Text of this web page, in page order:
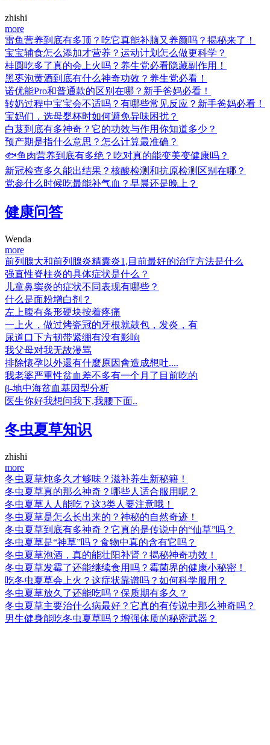
zhishi
more
雷鱼营养到底有多顶？吃它真能补脑又养颜吗？揭秘来了！
宝宝辅食怎么添加才营养？运动计划怎么做更科学？
桂圆吃多了真的会上火吗？养生党必看隐藏副作用！
黑枣泡黄酒到底有什么神奇功效？养生党必看！
诺优能Pro和普通款的区别在哪？新手爸妈必看！
转奶过程中宝宝会不适吗？有哪些常见反应？新手爸妈必看！
宝妈们，选母婴杯时如何避免异味困扰？
白芨到底有多神奇？它的功效与作用你知道多少？
预产期是指什么意思？怎么计算最准确？
🐟鱼肉营养到底有多绝？吃对真的能变美变健康吗？
新冠检查多久能出结果？核酸检测和抗原检测区别在哪？
党参什么时候吃最能补气血？早晨还是晚上？
健康问答
Wenda
more
前列腺大和前列腺炎精囊炎1,目前最好的治疗方法是什么
强直性脊柱炎的具体症状是什么？
儿童鼻窦炎的症状不同表现有哪些？
什么是面粉增白剂？
左上腹有条形硬块按着疼痛
一上火，做过烤瓷冠的牙根就鼓包，发炎，有
尿道口下方韧带紧绷有没有影响
我父母对我无故漫骂
排除懷孕以外還有什麼原因會造成想吐....
我老婆严重性贫血差不多有一个月了目前吃的
β-地中海贫血基因型分析
医生你好我想问我下,我腰下面..
冬虫夏草知识
zhishi
more
冬虫夏草炖多久才够味？滋补养生新秘籍！
冬虫夏草真的那么神奇？哪些人适合服用呢？
冬虫夏草人人能吃？这3类人要注意哦！
冬虫夏草是怎么长出来的？神秘的自然奇迹！
冬虫夏草到底有多神奇？它真的是传说中的“仙草”吗？
冬虫夏草是“神草”吗？食物中真的含有它吗？
冬虫夏草泡酒，真的能壮阳补肾？揭秘神奇功效！
冬虫夏草发霉了还能继续食用吗？霉菌界的健康小秘密！
吃冬虫夏草会上火？这症状靠谱吗？如何科学服用？
冬虫夏草放久了还能吃吗？保质期有多久？
冬虫夏草主要治什么病最好？它真的有传说中那么神奇吗？
男生健身能吃冬虫夏草吗？增强体质的秘密武器？